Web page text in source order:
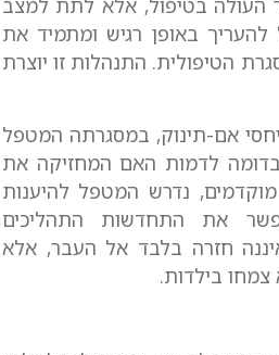
העולה בטיפול, אלא לתת למצב
באופן רגיש ומתמיד את
הטיפולית. התנהלות זו יוצרת
אם-תינוק, במסגרתה המטפל
לדמות האם המחזיקה את
נדרש המטפל להיענות
את התחדשות התהליכים
חזרה בלבד אל העבר, אלא
בילדות.